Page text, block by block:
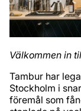
Välkommen in
Tambur har
Stockholm i
föremål som